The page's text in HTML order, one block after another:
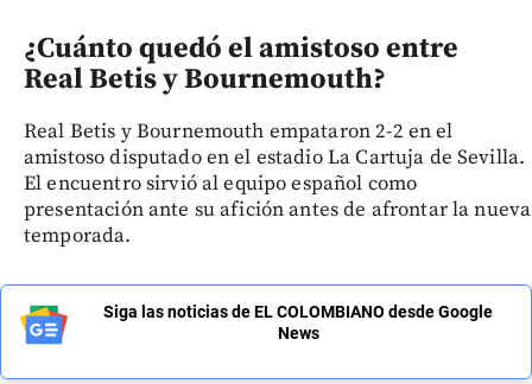
¿Cuánto quedó el amistoso entre
Real Betis y Bournemouth?
Real Betis y Bournemouth empataron 2-2 en el
amistoso disputado en el estadio La Cartuja de Sevilla.
El encuentro sirvió al equipo español como
presentación ante su afición antes de afrontar la nueva
temporada.
Siga las noticias de EL COLOMBIANO desde Google
News